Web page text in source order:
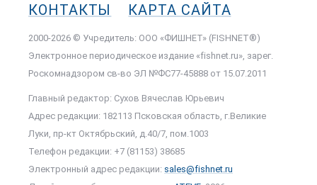
КОНТАКТЫ
КАРТА САЙТА
2000-2026 © Учредитель: ООО «ФИШНЕТ» (FISHNET®)
Электронное периодическое издание «fishnet.ru», зарег.
Роскомнадзором cв-во ЭЛ №ФС77-45888 от 15.07.2011
Главный редактор: Сухов Вячеслав Юрьевич
Адрес редакции: 182113 Псковская область, г.Великие
Луки, пр-кт Октябрьский, д.40/7, пом.1003
Телефон редакции: +7 (81153) 38685
Электронный адрес редакции: sales@fishnet.ru